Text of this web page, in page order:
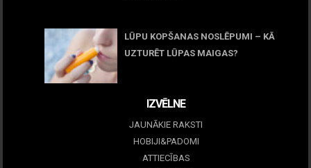
LŪPU KOPŠANAS NOSLĒPUMI – KĀ
UZTURĒT LŪPAS MAIGAS?
IZVĒLNE
JAUNĀKIE RAKSTI
HOBIJI&PADOMI
ATTIECĪBAS